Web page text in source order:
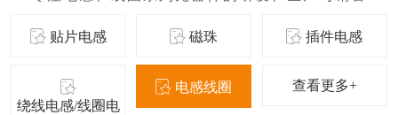
贴片电感 磁珠 插件电感
绕线电感/线圈电
电感线圈 查看更多+